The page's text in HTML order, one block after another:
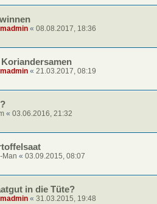
« 08.08.2017, 18:36
« 21.03.2017, 08:19
« 03.06.2016, 21:32
Man « 03.09.2015, 08:07
in die Tüte?
« 31.03.2015, 19:48